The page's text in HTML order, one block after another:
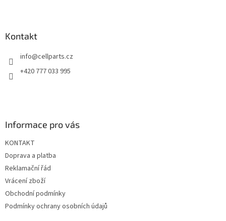
Kontakt
info@cellparts.cz
+420 777 033 995
Informace pro vás
KONTAKT
Doprava a platba
Reklamační řád
Vrácení zboží
Obchodní podmínky
Podmínky ochrany osobních údajů